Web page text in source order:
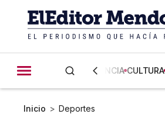
CIENCIA CULTURA
Inicio > Deportes